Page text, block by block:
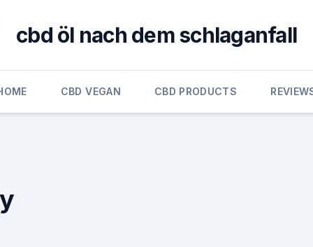
cbd öl nach dem schlaganfall
CBD VEGAN CBD PRODUCTS